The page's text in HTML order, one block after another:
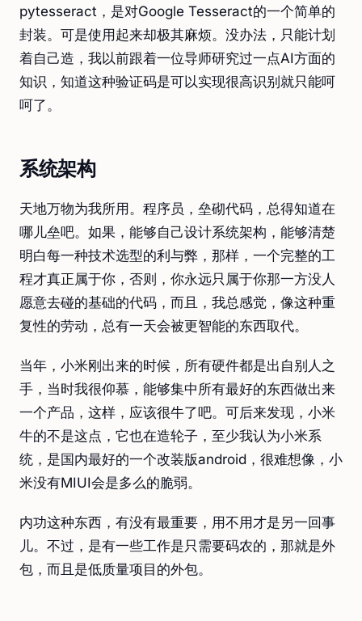
pytesseract，是对Google Tesseract的一个简单的
封装。可是使用起来却极其麻烦。没办法，只能计划
着自己造，我以前跟着一位导师研究过一点AI方面的
知识，知道这种验证码是可以实现很高识别就只能呵
呵了。
系统架构
天地万物为我所用。程序员，垒砌代码，总得知道在
哪儿垒吧。如果，能够自己设计系统架构，能够清楚
明白每一种技术选型的利与弊，那样，一个完整的工
程才真正属于你，否则，你永远只属于你那一方没人
愿意去碰的基础的代码，而且，我总感觉，像这种重
复性的劳动，总有一天会被更智能的东西取代。
当年，小米刚出来的时候，所有硬件都是出自别人之
手，当时我很仰慕，能够集中所有最好的东西做出来
一个产品，这样，应该很牛了吧。可后来发现，小米
牛的不是这点，它也在造轮子，至少我认为小米系
统，是国内最好的一个改装版android，很难想像，小
米没有MIUI会是多么的脆弱。
内功这种东西，有没有最重要，用不用才是另一回事
儿。不过，是有一些工作是只需要码农的，那就是外
包，而且是低质量项目的外包。